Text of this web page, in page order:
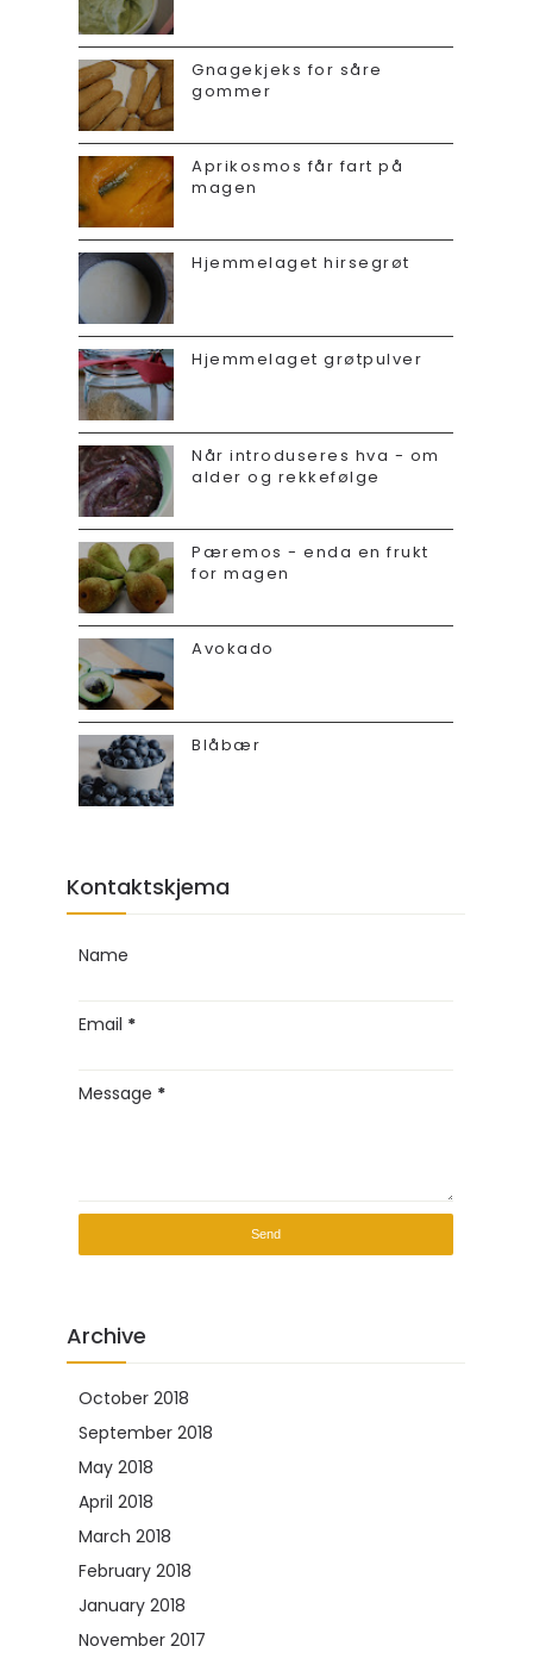
Gnagekjeks for såre
gommer
Aprikosmos får fart på
magen
Hjemmelaget hirsegrøt
Hjemmelaget grøtpulver
Når introduseres hva - om
alder og rekkefølge
Pæremos - enda en frukt
for magen
Avokado
Blåbær
Kontaktskjema
Name
Email *
Message *
Archive
October 2018
September 2018
May 2018
April 2018
March 2018
February 2018
January 2018
November 2017